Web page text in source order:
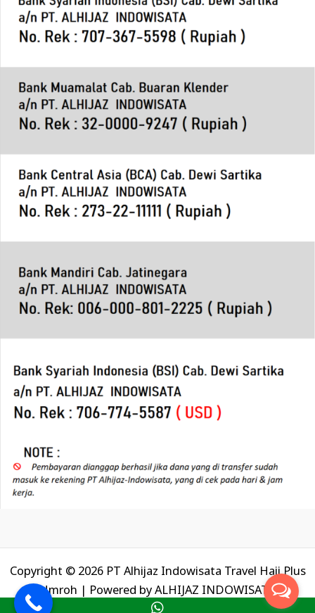
Copyright © 2026 PT Alhijaz Indowisata Travel Haji Plus
Umroh | Powered byALHIJAZ INDOWISATA